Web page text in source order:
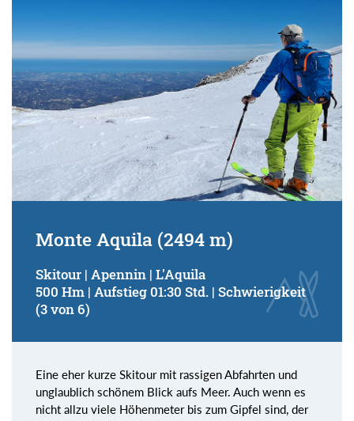
Monte Aquila (2494 m)
Skitour | Apennin | L'Aquila
500 Hm | Aufstieg 01:30 Std. | Schwierigkeit
(3 von 6)
Eine eher kurze Skitour mit rassigen Abfahrten und
unglaublich schönem Blick aufs Meer. Auch wenn es
nicht allzu viele Höhenmeter bis zum Gipfel sind, der